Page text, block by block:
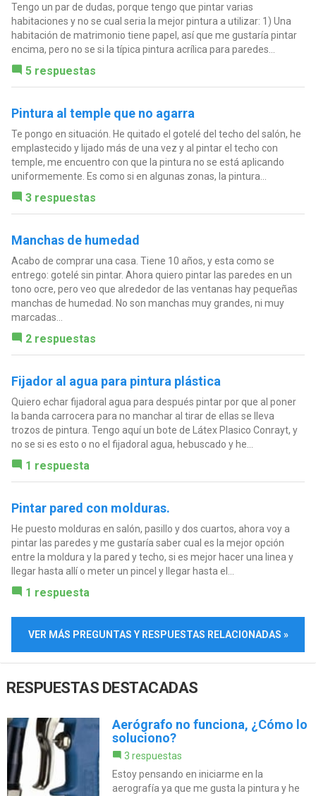
Tengo un par de dudas, porque tengo que pintar varias
habitaciones y no se cual seria la mejor pintura a utilizar: 1) Una
habitación de matrimonio tiene papel, así que me gustaría pintar
encima, pero no se si la típica pintura acrílica para paredes...
5 respuestas
Pintura al temple que no agarra
Te pongo en situación. He quitado el gotelé del techo del salón, he
emplastecido y lijado más de una vez y al pintar el techo con
temple, me encuentro con que la pintura no se está aplicando
uniformemente. Es como si en algunas zonas, la pintura...
3 respuestas
Manchas de humedad
Acabo de comprar una casa. Tiene 10 años, y esta como se
entrego: gotelé sin pintar. Ahora quiero pintar las paredes en un
tono ocre, pero veo que alrededor de las ventanas hay pequeñas
manchas de humedad. No son manchas muy grandes, ni muy
marcadas...
2 respuestas
Fijador al agua para pintura plástica
Quiero echar fijadoral agua para después pintar por que al poner
la banda carrocera para no manchar al tirar de ellas se lleva
trozos de pintura. Tengo aquí un bote de Látex Plasico Conrayt, y
no se si es esto o no el fijadoral agua, hebuscado y he...
1 respuesta
Pintar pared con molduras.
He puesto molduras en salón, pasillo y dos cuartos, ahora voy a
pintar las paredes y me gustaría saber cual es la mejor opción
entre la moldura y la pared y techo, si es mejor hacer una linea y
llegar hasta allí o meter un pincel y llegar hasta el...
1 respuesta
VER MÁS PREGUNTAS Y RESPUESTAS RELACIONADAS »
RESPUESTAS DESTACADAS
Aerógrafo no funciona, ¿Cómo lo
soluciono?
3 respuestas
Estoy pensando en iniciarme en la
aerografía ya que me gusta la pintura y he